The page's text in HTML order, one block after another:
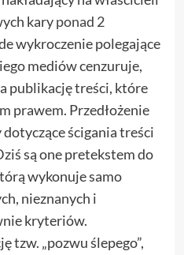
karyponad 2
wykroczenie polegające
mediów cenzuruje,
publikację treści, które
prawem. Przedłożenie
ścigania treści
są one pretekstem do
wykonuje samo
nieznanych i
kryteriów.
tzw. „pozwu ślepego”,